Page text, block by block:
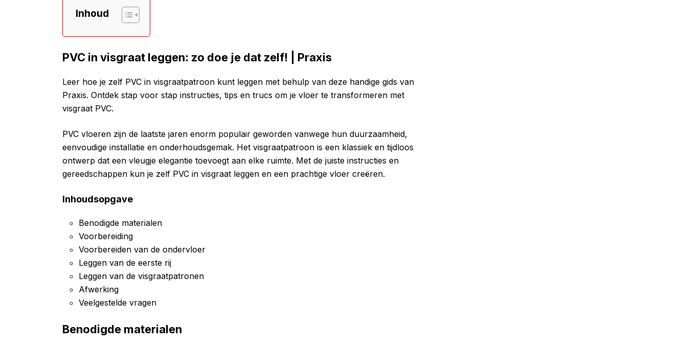
Inhoud
PVC in visgraat leggen: zo doe je dat zelf! | Praxis
Leer hoe je zelf PVC in visgraatpatroon kunt leggen met behulp van deze handige gids van
Praxis. Ontdek stap voor stap instructies, tips en trucs om je vloer te transformeren met
visgraat PVC.
PVC vloeren zijn de laatste jaren enorm populair geworden vanwege hun duurzaamheid,
eenvoudige installatie en onderhoudsgemak. Het visgraatpatroon is een klassiek en tijdloos
ontwerp dat een vleugje elegantie toevoegt aan elke ruimte. Met de juiste instructies en
gereedschappen kun je zelf PVC in visgraat leggen en een prachtige vloer creëren.
Inhoudsopgave
Benodigde materialen
Voorbereiding
Voorbereiden van de ondervloer
Leggen van de eerste rij
Leggen van de visgraatpatronen
Afwerking
Veelgestelde vragen
Benodigde materialen